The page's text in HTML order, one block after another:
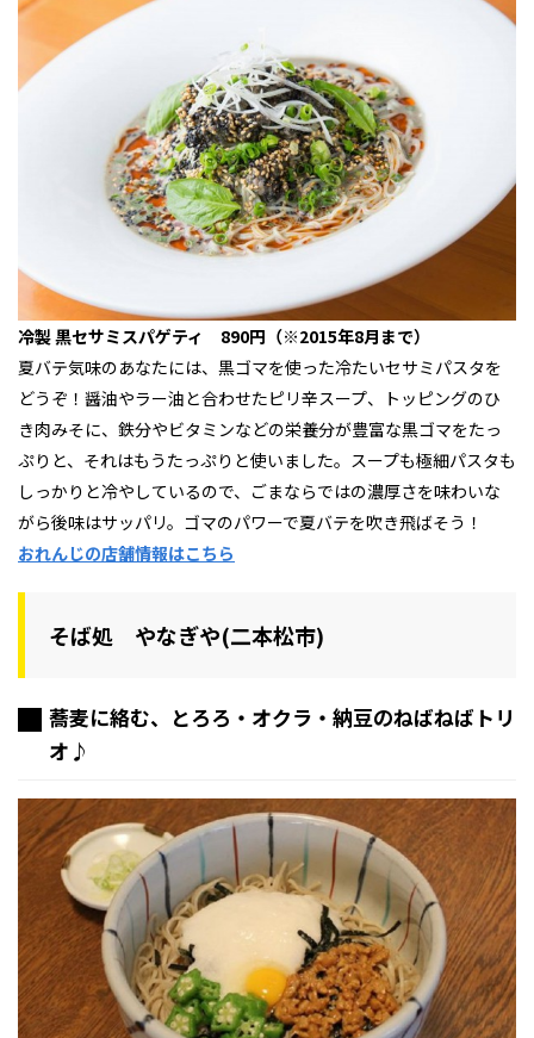
冷製 黒セサミスパゲティ 890円（※2015年8月まで）
夏バテ気味のあなたには、黒ゴマを使った冷たいセサミパスタを
どうぞ！醤油やラー油と合わせたピリ辛スープ、トッピングのひ
き肉みそに、鉄分やビタミンなどの栄養分が豊富な黒ゴマをたっ
ぷりと、それはもうたっぷりと使いました。スープも極細パスタも
しっかりと冷やしているので、ごまならではの濃厚さを味わいな
がら後味はサッパリ。ゴマのパワーで夏バテを吹き飛ばそう！
おれんじの店舗情報はこちら
そば処 やなぎや(二本松市)
蕎麦に絡む、とろろ・オクラ・納豆のねばねばトリ
オ♪